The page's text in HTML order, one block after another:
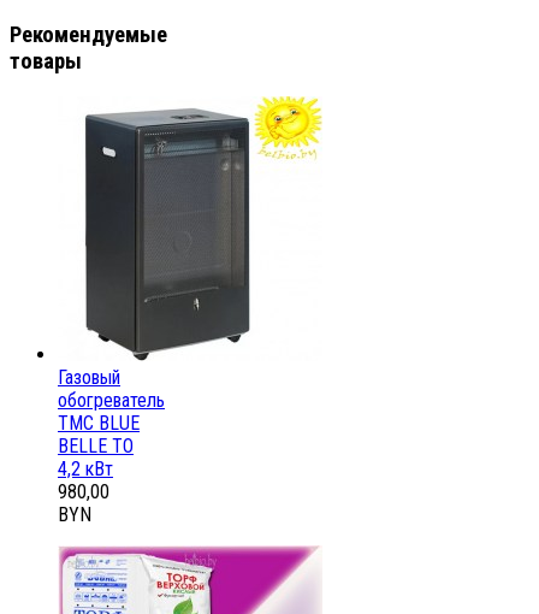
Рекомендуемые
товары
Газовый
обогреватель
ТМС BLUE
BELLE ТО
4,2 кВт
980,00
BYN